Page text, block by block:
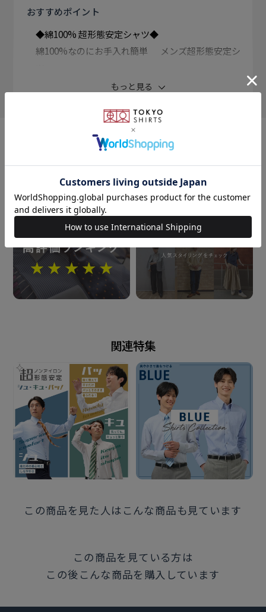
おすすめポイント
◆綿100% 超形態安定シャツ◆
綿100%なのにお手入れ簡単 メンズ超形態安定シ
（W＆W性）を取得。
着心地の良さと高い機能性、両方を 追及した価値ある
逸品をお届けします。
爽やかで清潔感漂うブルー織シャツは なじみやすくビ
ジネスシーンで活躍 してくれ、ネクタイとの相性も◎
シーンを問わず着用できる万能なワイド衿 はクラシッ
クなビジネススタイルにも ピッタリな使いやすい衿型
です。
素材
綿100%
形態安定加工
仕様
（アジャストボタン）
背タック・背ダーツなし
前立：裏前立仕様
もっと見る
おすすめコンテンツ
関連特集
この商品を見た人はこんな商品も見ています
この商品を見ている方は
この後こんな商品を購入しています